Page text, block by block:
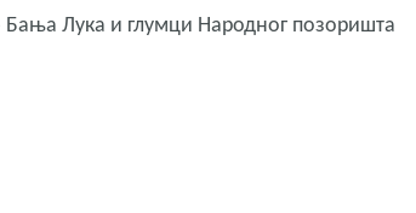
Бања Лука и глумци Народног позоришта